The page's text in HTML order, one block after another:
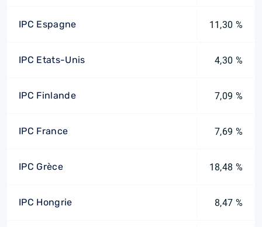
IPC Espagne 11,30 %
IPC Etats-Unis 4,30 %
IPC Finlande 7,09 %
IPC France 7,69 %
IPC Grèce 18,48 %
IPC Hongrie 8,47 %